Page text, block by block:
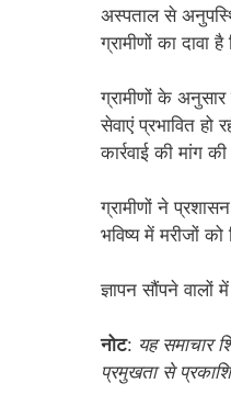
अस्पताल से
ग्रामीणों का दावा
ग्रामीणों के
सेवाएं प्रभावित
कार्रवाई की मांग
ग्रामीणों ने
भविष्य में मरीजों
ज्ञापन सौंपने
नोट: यह समाचार
प्रमुखता से